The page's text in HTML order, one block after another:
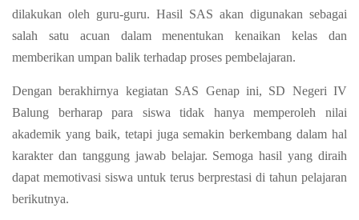
dilakukan oleh guru-guru. Hasil SAS akan digunakan sebagai
salah satu acuan dalam menentukan kenaikan kelas dan
memberikan umpan balik terhadap proses pembelajaran.
Dengan berakhirnya kegiatan SAS Genap ini, SD Negeri IV
Balung berharap para siswa tidak hanya memperoleh nilai
akademik yang baik, tetapi juga semakin berkembang dalam hal
karakter dan tanggung jawab belajar. Semoga hasil yang diraih
dapat memotivasi siswa untuk terus berprestasi di tahun pelajaran
berikutnya.